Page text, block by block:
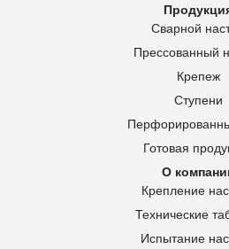
Сварной
Прессованный
Крепеж
Ступени
Готовая
О
Крепление
Технические
Испытание